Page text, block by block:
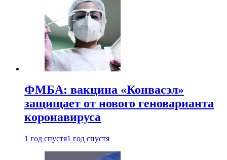
ФМБА: вакцина «Конвасэл»
защищает от нового геноварианта
коронавируса
1 год спустя1 год спустя